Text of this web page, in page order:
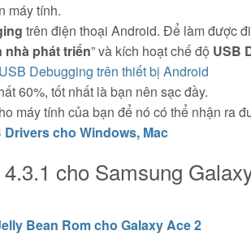
máy tính.
trên điện thoại Android. Để làm được
nhà phát triển” và kích hoạt chế độ USB
Debugging trên thiết bị Android
60%, tốt nhất là bạn nên sạc đầy.
máy tính của bạn để nó có thể nhận ra
cho Windows, Mac
cho Samsung
Bean Rom cho Galaxy Ace 2